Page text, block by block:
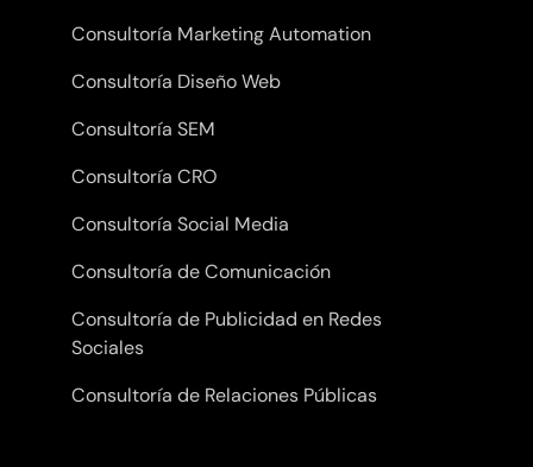
Consultoría Marketing Automation
Consultoría Diseño Web
Consultoría SEM
Consultoría CRO
Consultoría Social Media
Consultoría de Comunicación
Consultoría de Publicidad en Redes
Sociales
Consultoría de Relaciones Públicas